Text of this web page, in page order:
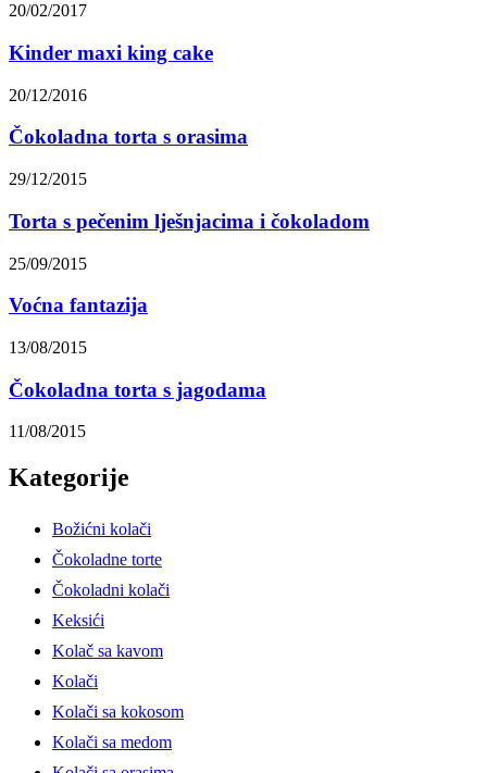
20/02/2017
Kinder maxi king cake
20/12/2016
Čokoladna torta s orasima
29/12/2015
Torta s pečenim lješnjacima i čokoladom
25/09/2015
Voćna fantazija
13/08/2015
Čokoladna torta s jagodama
11/08/2015
Kategorije
Božićni kolači
Čokoladne torte
Čokoladni kolači
Keksići
Kolač sa kavom
Kolači
Kolači sa kokosom
Kolači sa medom